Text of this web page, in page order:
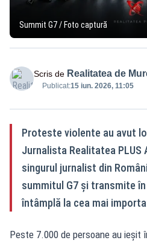
Summit G7 / Foto captură
Scris de Realitatea de
Publicat:15 iun. 2026, 11:05
Proteste violente au avut
Jurnalista Realitatea PLUS
singurul jurnalist din
summitul G7 și transmite
întâmplă la cea mai
Peste 7.000 de persoane au ieșit